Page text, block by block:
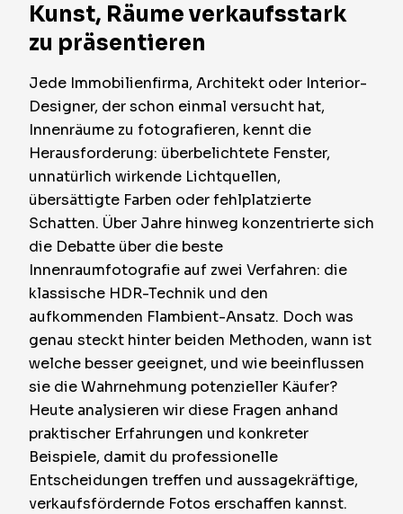
Kunst, Räume verkaufsstark
zu präsentieren
Jede Immobilienfirma, Architekt oder Interior-
Designer, der schon einmal versucht hat,
Innenräume zu fotografieren, kennt die
Herausforderung: überbelichtete Fenster,
unnatürlich wirkende Lichtquellen,
übersättigte Farben oder fehlplatzierte
Schatten. Über Jahre hinweg konzentrierte sich
die Debatte über die beste
Innenraumfotografie auf zwei Verfahren: die
klassische HDR-Technik und den
aufkommenden Flambient-Ansatz. Doch was
genau steckt hinter beiden Methoden, wann ist
welche besser geeignet, und wie beeinflussen
sie die Wahrnehmung potenzieller Käufer?
Heute analysieren wir diese Fragen anhand
praktischer Erfahrungen und konkreter
Beispiele, damit du professionelle
Entscheidungen treffen und aussagekräftige,
verkaufsfördernde Fotos erschaffen kannst.